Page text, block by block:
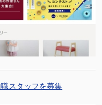
スタッフを募集